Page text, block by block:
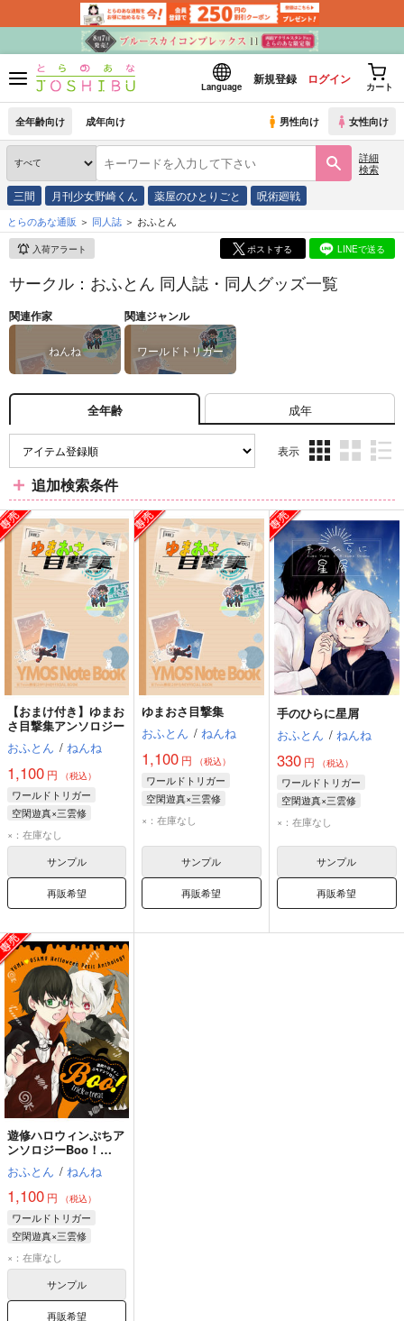
Language
新規登録 ログイン
カート
全年齢向け 成年向け 男性向け 女性向け
詳細
検索
三間 月刊少女野崎くん 薬屋のひとりごと 呪術廻戦
とらのあな通販 同人誌 おふとん
入荷アラート ポストする LINEで送る
サークル：おふとん 同人誌・同人グッズ一覧
関連作家
ねんね
関連ジャンル
ワールドトリガー
全年齢 成年
表示
ム
表
示
ム
表
示
ム
表
追加検索条件
【おまけ付き】ゆまお
さ目撃集アンソロジー
おふとん / ねんね
1,100 円 （税込）
ワールドトリガー
空閑遊真×三雲修
空閑遊真
×：在庫なし
サンプル
再販希望
ゆまおさ目撃集
おふとん / ねんね
1,100 円 （税込）
ワールドトリガー
空閑遊真×三雲修
空閑遊真
×：在庫なし
サンプル
再販希望
手のひらに星屑
おふとん / ねんね
330円 （税込）
ワールドトリガー
空閑遊真×三雲修
空閑遊真
×：在庫なし
サンプル
再販希望
遊修ハロウィンぷちア
ンソロジーBoo！
Trick or Treat
おふとん / ねんね
1,100 円 （税込）
ワールドトリガー
空閑遊真×三雲修
空閑遊真
×：在庫なし
サンプル
再販希望